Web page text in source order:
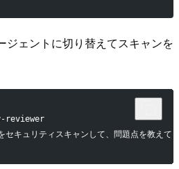
ジェントに切り替えてスキャンを
reviewer
セキュリティスキャンして、問題点を教